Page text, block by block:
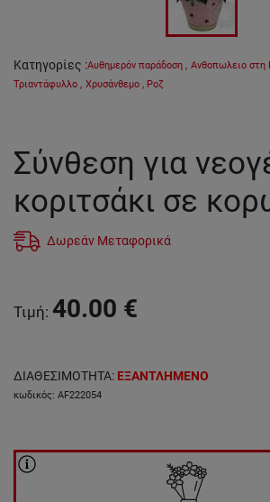
Κατηγορίες :Αυθημερόν παράδοση , Ανθοπωλειο στη
Τριαντάφυλλο , Χρυσάνθεμο , Ροζ
Σύνθεση για
κοριτσάκι σε
Δωρεάν Μεταφορικά
Τιμή: 40.00 €
ΔΙΑΘΕΣΙΜΟΤΗΤΑ: ΕΞΑΝΤΛΗΜΕΝΟ
κωδικός: AF222054